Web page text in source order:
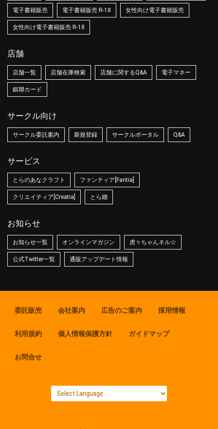
電子書籍販売 電子書籍販売 R-18 女性向け電子書籍販売
女性向け電子書籍販売 R-18
店舗
店舗一覧 店舗在庫検索 店舗に関するQ&A 電子マネー
銀聯カード
サークル向け
サークル委託案内 新規登録 サークルポータル Q&A
サービス
とらのあなクラフト ファンティア[Fantia]
クリエイティア[Creatia] とら婚
お知らせ
お知らせ一覧 オンラインマガジン 虎々ちゃんネル☆
公式Twitter一覧 通販アップデート情報
委託販売 会社案内 広告のご案内 採用情報
利用規約 個人情報保護方針 ガイドマップ
お問合せ